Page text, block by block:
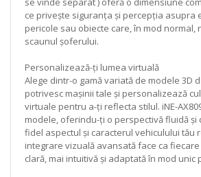
ce privește siguranța și percepția asupra
pericole sau obiecte care, în mod normal,
scaunul șoferului.
Personalizează-ți lumea virtuală
Alege dintr-o gamă variată de modele 3D
potrivesc mașinii tale și personalizează
virtuale pentru a-ți reflecta stilul. iNE-
modele, oferindu-ți o perspectivă fluidă și
fidel aspectul și caracterul vehiculului tău
integrare vizuală avansată face ca
clară, mai intuitivă și adaptată în mod